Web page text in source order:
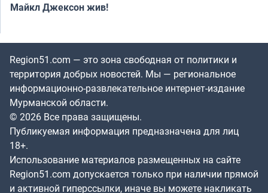
Майкл Джексон жив!
Region51.com — это зона свободная от политики и
территория добрых новостей. Мы — региональное
информационно-развлекательное интернет-издание
Мурманской области.
© 2026 Все права защищены.
Публикуемая информация предназначена для лиц
18+.
Использование материалов размещенных на сайте
Region51.com допускается только при наличии прямой
и активной гиперссылки, иначе вы можете накликать